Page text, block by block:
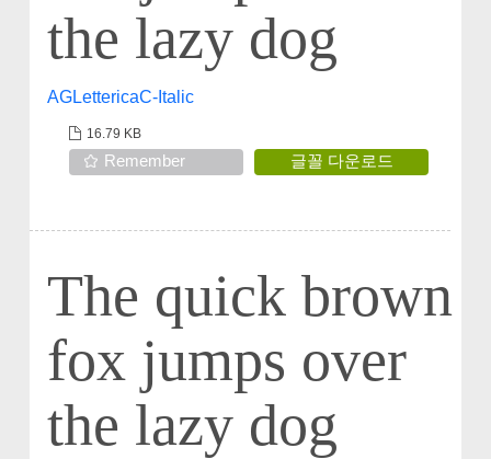
the lazy dog
AGLettericaC-Italic
16.79 KB
Remember 글꼴 다운로드
The quick brown
fox jumps over
the lazy dog